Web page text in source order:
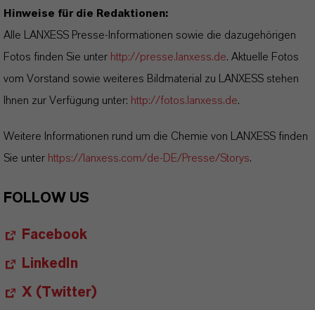
Hinweise für die Redaktionen:
Alle LANXESS Presse-Informationen sowie die dazugehörigen
Fotos finden Sie unter http://presse.lanxess.de. Aktuelle Fotos
vom Vorstand sowie weiteres Bildmaterial zu LANXESS stehen
Ihnen zur Verfügung unter: http://fotos.lanxess.de.
Weitere Informationen rund um die Chemie von LANXESS finden
Sie unter https://lanxess.com/de-DE/Presse/Storys.
FOLLOW US
Facebook
LinkedIn
X (Twitter)